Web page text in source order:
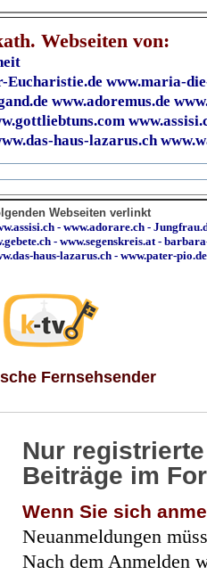
Webseiten von:
Eucharistie.de www.maria-
www.adoremus.de
haus-lazarus.ch
Webseiten verlinkt
- www.adorare.ch -
- www.segenskreis.at -
haus-lazarus.ch - www.pater-pio.de
Fernsehsender
Nur
Beiträge im
Wenn Sie sich
Neuanmeldungen
Nach dem Anmelden